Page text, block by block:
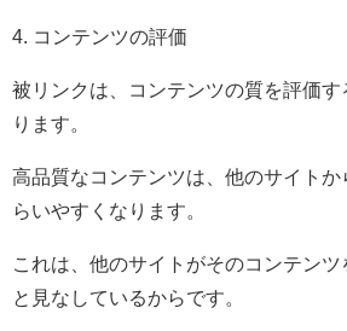
4. コンテンツの評価
被リンクは、コンテンツの質を評価
ります。
高品質なコンテンツは、他のサイトか
らいやすくなります。
これは、他のサイトがそのコンテン
と見なしているからです。